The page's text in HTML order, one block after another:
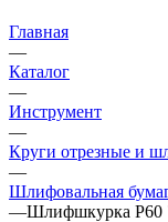
Главная
—
Каталог
—
Инструмент
—
Круги отрезные и
—
Шлифовальная
—Шлифшкурка P60